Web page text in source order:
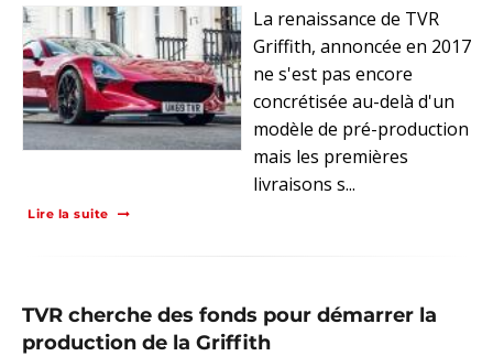
La renaissance de TVR
Griffith, annoncée en 2017
ne s'est pas encore
concrétisée au-delà d'un
modèle de pré-production
mais les premières
livraisons s...
Lire la suite
TVR cherche des fonds pour démarrer la
production de la Griffith